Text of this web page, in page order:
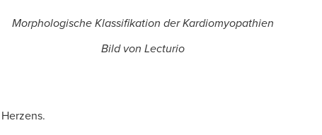
Morphologische Klassifikation der Kardiomyopathien
Bild von Lecturio